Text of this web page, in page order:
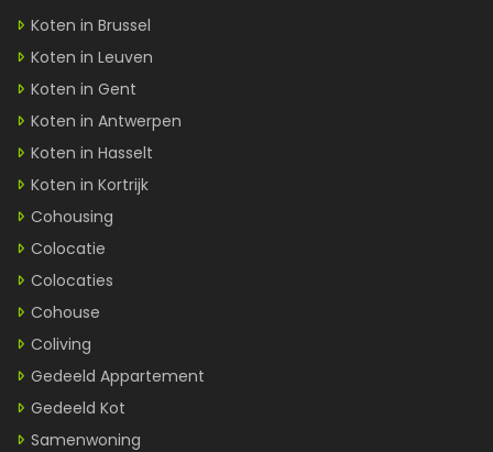
Koten in Brussel
Koten in Leuven
Koten in Gent
Koten in Antwerpen
Koten in Hasselt
Koten in Kortrijk
Cohousing
Colocatie
Colocaties
Cohouse
Coliving
Gedeeld Appartement
Gedeeld Kot
Samenwoning